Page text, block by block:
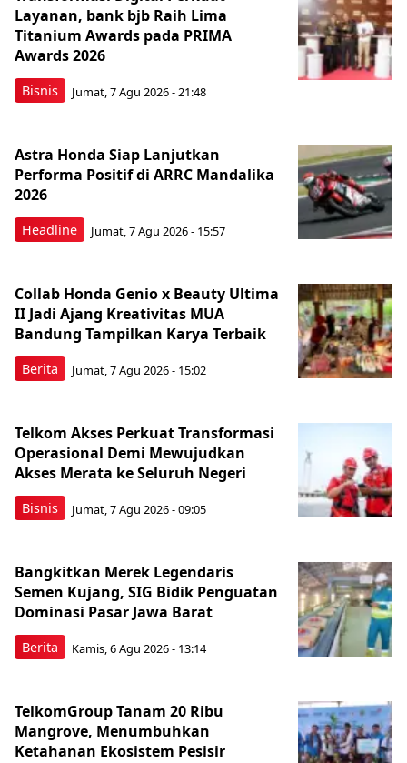
Bisnis
Layanan, bank bjb Raih Lima
Titanium Awards pada PRIMA
Awards 2026
Jumat, 7 Agu 2026 - 21:48
Headline
Astra Honda Siap Lanjutkan
Performa Positif di ARRC Mandalika
2026
Jumat, 7 Agu 2026 - 15:57
Berita
Collab Honda Genio x Beauty Ultima
II Jadi Ajang Kreativitas MUA
Bandung Tampilkan Karya Terbaik
Jumat, 7 Agu 2026 - 15:02
Bisnis
Telkom Akses Perkuat Transformasi
Operasional Demi Mewujudkan
Akses Merata ke Seluruh Negeri
Jumat, 7 Agu 2026 - 09:05
Berita
Bangkitkan Merek Legendaris
Semen Kujang, SIG Bidik Penguatan
Dominasi Pasar Jawa Barat
Kamis, 6 Agu 2026 - 13:14
TelkomGroup Tanam 20 Ribu
Mangrove, Menumbuhkan
Ketahanan Ekosistem Pesisir